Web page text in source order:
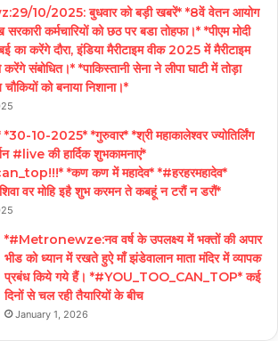
10/2025: बुधवार को बड़ी खबरें* *8वें वेतन आयोग
कर्मचारियों को छठ पर बडा तोहफा।* *पीएम मोदी
का करेंगे दौरा, इंडिया मैरीटाइम वीक 2025 में मैरीटाइम
संबोधित।* *पाकिस्तानी सेना ने लीपा घाटी में तोड़ा
को बनाया निशाना।*
10-2025* *गुरुवार* *श्री महाकालेश्वर ज्योतिर्लिंग
#live की हार्दिक शुभकामनाएं*
*कण कण में महादेव* *#हरहरमहादेव*
वर मोहि इहै शुभ करमन ते कबहूं न टरौं न डरौं*
*#Metronewze:नव वर्ष के उपलक्ष्य में भक्तों की अपार
भीड को ध्यान में रखते हुऐ माँ झंडेवालान माता मंदिर में व्यापक
प्रबंध किये गये हैं। *#YOU_TOO_CAN_TOP* कई
दिनों से चल रही तैयारियों के बीच
January 1, 2026